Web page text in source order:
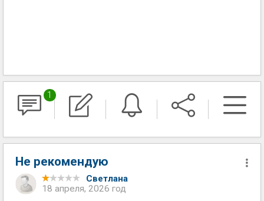
1
Не рекомендую
Светлана
18 апреля, 2026 год